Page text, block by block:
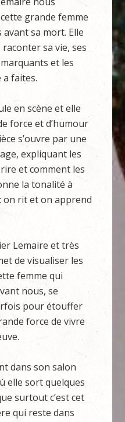
grande femme
sa mort. Elle
sa vie, ses
et les
a faites.
en scène et elle
force et d’humour
s’ouvre par une
expliquant les
et comment les
la tonalité à
on rit et on apprend
Lemaire et très
de visualiser les
femme qui
nous, se
pour étouffer
force de vivre
dans son salon
elle sort quelques
surtout c’est cet
qui reste dans